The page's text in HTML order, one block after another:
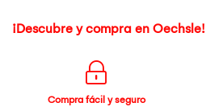
¡Descubre y compra en Oechsle!
Compra fácil y seguro